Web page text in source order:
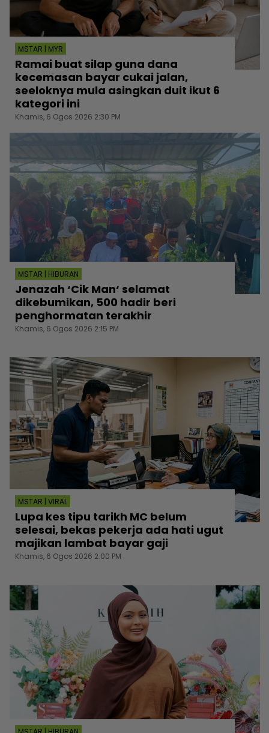
MSTAR | MYR
Ramai buat silap guna dana
kecemasan bayar cukai jalan,
seeloknya mula asingkan duit ikut 6
kategori ini
Khamis, 6 Ogos 2026 2:30 PM
MSTAR | HIBURAN
Jenazah ‘Cik Man‘ selamat
dikebumikan, 500 hadir beri
penghormatan terakhir
Khamis, 6 Ogos 2026 2:15 PM
MSTAR | VIRAL
Lupa kes tipu tarikh MC belum
selesai, bekas pekerja ada hati ugut
majikan lambat bayar gaji
Khamis, 6 Ogos 2026 2:00 PM